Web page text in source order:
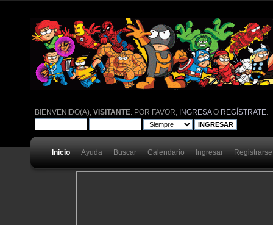
BIENVENIDO(A),VISITANTE . POR FAVOR, INGRESAO REGÍSTRATE
Inicio Ayuda Buscar Calendario Ingresar Registrarse